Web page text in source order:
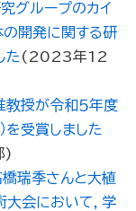
グループのカイ
開発に関する研
た ( 2023年12
授が令和５年度
を受賞しました
)
瑞季さんと大植
会において，学